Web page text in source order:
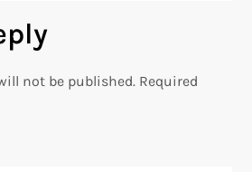
not be published. Required